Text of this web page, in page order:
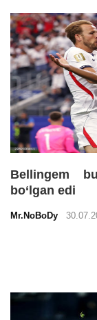
Bellingem
bo‘lgan edi
Mr.NoBoDy